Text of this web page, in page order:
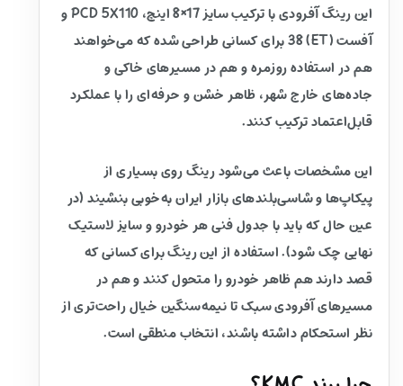
این رینگ آفرودی با ترکیب سایز 17×8 اینچ، PCD 5X110 و
آفست (ET) 38 برای کسانی طراحی شده که می‌خواهند
هم در استفاده روزمره و هم در مسیرهای خاکی و
جاده‌های خارج شهر، ظاهر خشن و حرفه‌ای را با عملکرد
قابل‌اعتماد ترکیب کنند.
این مشخصات باعث می‌شود رینگ روی بسیاری از
پیکاپ‌ها و شاسی‌بلندهای بازار ایران به‌خوبی بنشیند (در
عین حال که باید با جدول فنی هر خودرو و سایز لاستیک
نهایی چک شود). استفاده از این رینگ برای کسانی که
قصد دارند هم ظاهر خودرو را متحول کنند و هم در
مسیرهای آفرودی سبک تا نیمه‌سنگین خیال راحت‌تری از
نظر استحکام داشته باشند، انتخاب منطقی است.